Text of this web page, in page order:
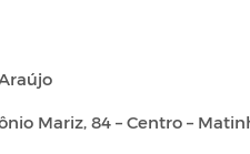
Mariz, 84 – Centro –